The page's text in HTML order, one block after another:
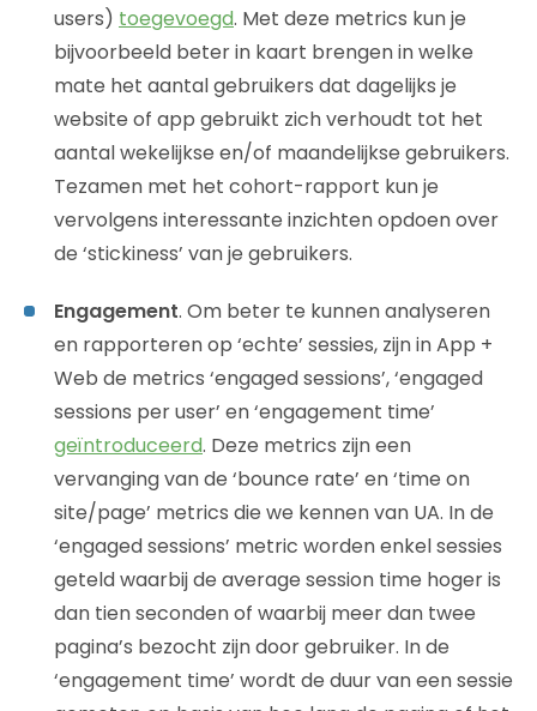
users) toegevoegd. Met deze metrics kun je
bijvoorbeeld beter in kaart brengen in welke
mate het aantal gebruikers dat dagelijks je
website of app gebruikt zich verhoudt tot het
aantal wekelijkse en/of maandelijkse gebruikers.
Tezamen met het cohort-rapport kun je
vervolgens interessante inzichten opdoen over
de ‘stickiness’ van je gebruikers.
Engagement. Om beter te kunnen analyseren
en rapporteren op ‘echte’ sessies, zijn in App +
Web de metrics ‘engaged sessions’, ‘engaged
sessions per user’ en ‘engagement time’
geïntroduceerd. Deze metrics zijn een
vervanging van de ‘bounce rate’ en ‘time on
site/page’ metrics die we kennen van UA. In de
‘engaged sessions’ metric worden enkel sessies
geteld waarbij de average session time hoger is
dan tien seconden of waarbij meer dan twee
pagina’s bezocht zijn door gebruiker. In de
‘engagement time’ wordt de duur van een sessie